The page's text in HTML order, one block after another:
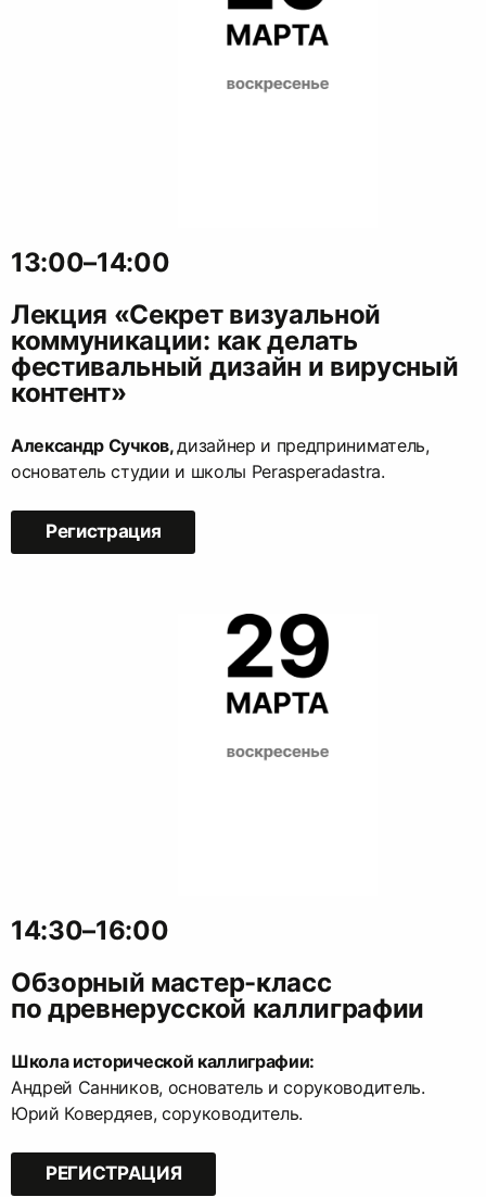
13:00–14:00
Лекция «Секрет визуальной
коммуникации: как делать
фестивальный дизайн и вирусный
контент»
Александр Сучков,дизайнер и предприниматель,
основатель студии и школы Perasperadastra.
Регистрация
14:30–16:00
Обзорный мастер-класс
по древнерусской каллиграфии
Школа исторической каллиграфии:
Андрей Санников, основатель и соруководитель.
Юрий Ковердяев, соруководитель.
РЕГИСТРАЦИЯ